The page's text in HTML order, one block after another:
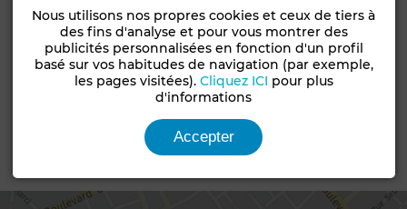
d'habitation
Constructibilité
R+2
Livraison
Titré
Nous utilisons nos propres cookies et ceux de tiers à
des fins d'analyse et pour vous montrer des
publicités personnalisées en fonction d'un profil
basé sur vos habitudes de navigation (par exemple,
les pages visitées). Cliquez ICI pour plus
d'informations
Accepter